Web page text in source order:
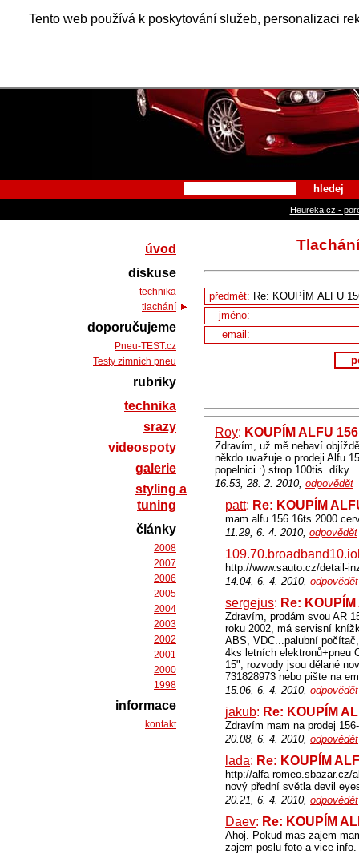
Tento web používá k poskytování služeb, personalizaci
Alfa
hledej
Heureka.cz -
předmět:
jméno:
email:
Roy: KOUPÍM ALFU
Zdravím, už mě nebaví
někdo uvažuje o prodeji Alfu
popelnici :) strop 100tis. díky
16.53, 28. 2. 2010, odpovědět
patt: Re: KOUPÍM
mam alfu 156 16ts 2000
11.29, 6. 4. 2010, odpovědět
http://www.sauto.cz/detail-
14.04, 6. 4. 2010, odpovědět
sergejus: Re:
Zdravím, prodám svou AR
roku 2002, má servisní
ABS, VDC...palubní
4ks letních elektronů+pneu
15", rozvody jsou dělané
731828973 nebo pište na
15.06, 6. 4. 2010, odpovědět
jakub: Re: KOUPÍM
Zdravím mam na prodej
20.08, 6. 4. 2010, odpovědět
lada: Re: KOUPÍM
http://alfa-romeo.sbazar.cz/
nový přední světla devil
20.21, 6. 4. 2010, odpovědět
Daev: Re: KOUPÍM
Ahoj. Pokud mas zajem
zajem poslu foto a vice info.
úvod
diskuse
technika
tlachání
doporučujeme
Pneu-TEST.cz
Testy zimních pneu
rubriky
technika
srazy
videospoty
galerie
styling a
tuning
články
2008
2007
2006
2005
2004
2003
2002
2001
2000
1998
informace
kontakt